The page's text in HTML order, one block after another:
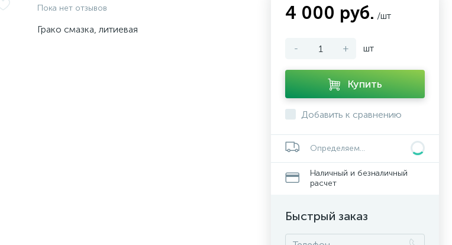
Пока нет отзывов
Грако смазка, литиевая
4 000 руб. /шт
- + шт
Купить
Добавить к сравнению
Определяем...
Наличный и безналичный
расчет
Быстрый заказ